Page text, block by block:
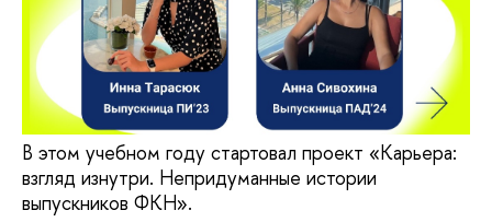
В этом учебном году стартовал проект «Карьера:
взгляд изнутри. Непридуманные истории
выпускников ФКН».